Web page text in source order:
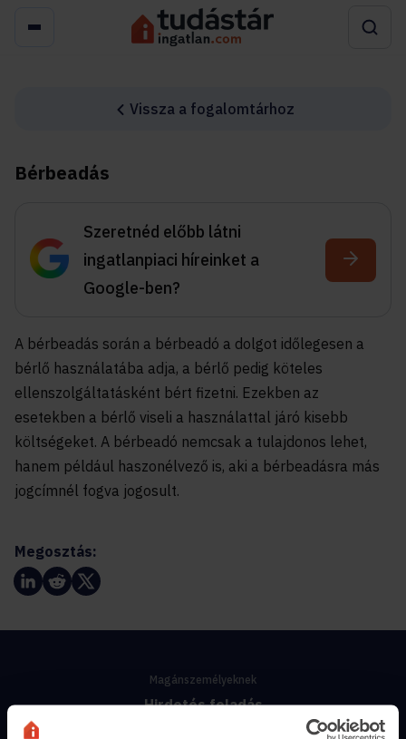
Vissza a fogalomtárhoz
Bérbeadás
Szeretnéd előbb látni
ingatlanpiaci híreinket a
Google-ben?
A bérbeadás során a bérbeadó a dolgot időlegesen a
bérlő használatába adja, a bérlő pedig köteles
ellenszolgáltatásként bért fizetni. Ezekben az
esetekben a bérlő viseli a használattal járó kisebb
költségeket. A bérbeadó nemcsak a tulajdonos lehet,
hanem például haszonélvező is, aki a bérbeadásra más
jogcímnél fogva jogosult.
Megosztás:
Magánszemélyeknek
Hirdetés feladás